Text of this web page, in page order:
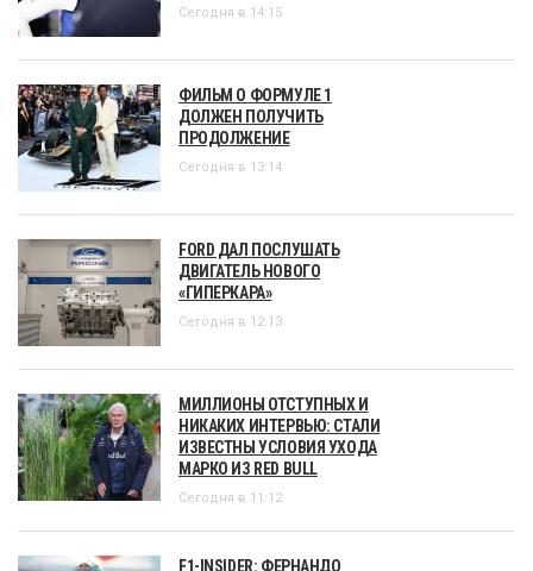
Сегодня в 14:15
ФИЛЬМ О ФОРМУЛЕ 1
ДОЛЖЕН ПОЛУЧИТЬ
ПРОДОЛЖЕНИЕ
Сегодня в 13:14
FORD ДАЛ ПОСЛУШАТЬ
ДВИГАТЕЛЬ НОВОГО
«ГИПЕРКАРА»
Сегодня в 12:13
МИЛЛИОНЫ ОТСТУПНЫХ И
НИКАКИХ ИНТЕРВЬЮ: СТАЛИ
ИЗВЕСТНЫ УСЛОВИЯ УХОДА
МАРКО ИЗ RED BULL
Сегодня в 11:12
F1-INSIDER: ФЕРНАНДО